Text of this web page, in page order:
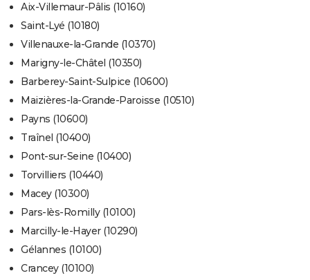
Aix-Villemaur-Pâlis (10160)
Saint-Lyé (10180)
Villenauxe-la-Grande (10370)
Marigny-le-Châtel (10350)
Barberey-Saint-Sulpice (10600)
Maizières-la-Grande-Paroisse (10510)
Payns (10600)
Traînel (10400)
Pont-sur-Seine (10400)
Torvilliers (10440)
Macey (10300)
Pars-lès-Romilly (10100)
Marcilly-le-Hayer (10290)
Gélannes (10100)
Crancey (10100)